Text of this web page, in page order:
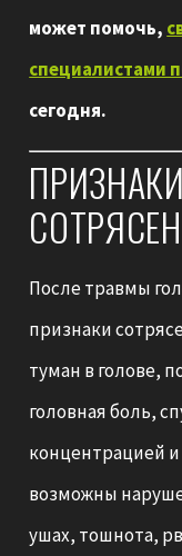
может помочь,
специалистами
сегодня.
После травмы
признаки
туман в голове,
головная боль,
концентрацией
возможны
ушах, тошнота,